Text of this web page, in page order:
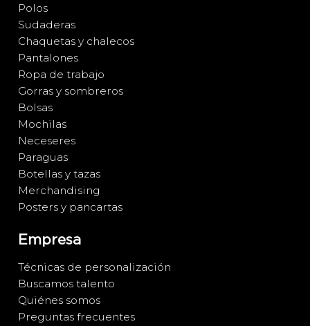
Polos
Sudaderas
Chaquetas y chalecos
Pantalones
Ropa de trabajo
Gorras y sombreros
Bolsas
Mochilas
Neceseres
Paraguas
Botellas y tazas
Merchandising
Posters y pancartas
Empresa
Técnicas de personalización
Buscamos talento
Quiénes somos
Preguntas frecuentes